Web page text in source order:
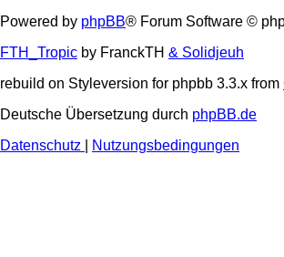
Powered by phpBB® Forum Software ©
FTH_Tropic by FranckTH & Solidjeuh
rebuild on Styleversion for phpbb 3.3.x from
Deutsche Übersetzung durch phpBB.de
Datenschutz
Nutzungsbedingungen